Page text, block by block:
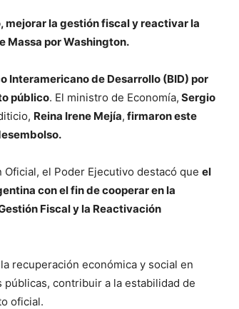
mejorar la gestión fiscal y reactivar la
Massa por Washington.
Interamericano de Desarrollo (BID) por
público. El ministro de Economía, Sergio
Reina Irene Mejía, firmaron este
el Poder Ejecutivo destacó que el
con el fin de cooperar en la
Fiscal y la Reactivación
recuperación económica y social en
contribuir a la estabilidad de
oficial.